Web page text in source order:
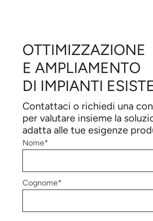
OTTIMIZZAZIONE
E AMPLIAMENTO
DI IMPIANTI
Contattaci o richiedi una
per valutare insieme la
adatta alle tue esigenze
Nome*
Cognome*